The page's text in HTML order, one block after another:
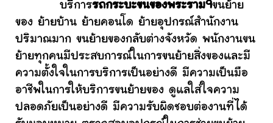
บริการรถกระบะขนของพระราม9ขนย้าย
ของ ย้ายบ้าน ย้ายคอนโด ย้ายอุปกรณ์สำนักงาน
ปริมาณมาก ขนย้ายของกลับต่างจังหวัด พนักงานขน
ย้ายทุกคนมีประสบการณ์ในการขนย้ายสิ่งของและมี
ความตั้งใจในการบริการเป็นอย่างดี มีความเป็นมือ
อาชีพในการให้บริการขนย้ายของ ดูแลใส่ใจความ
ปลอดภัยเป็นอย่างดี มีความรับผิดชอบต่องานที่ได้